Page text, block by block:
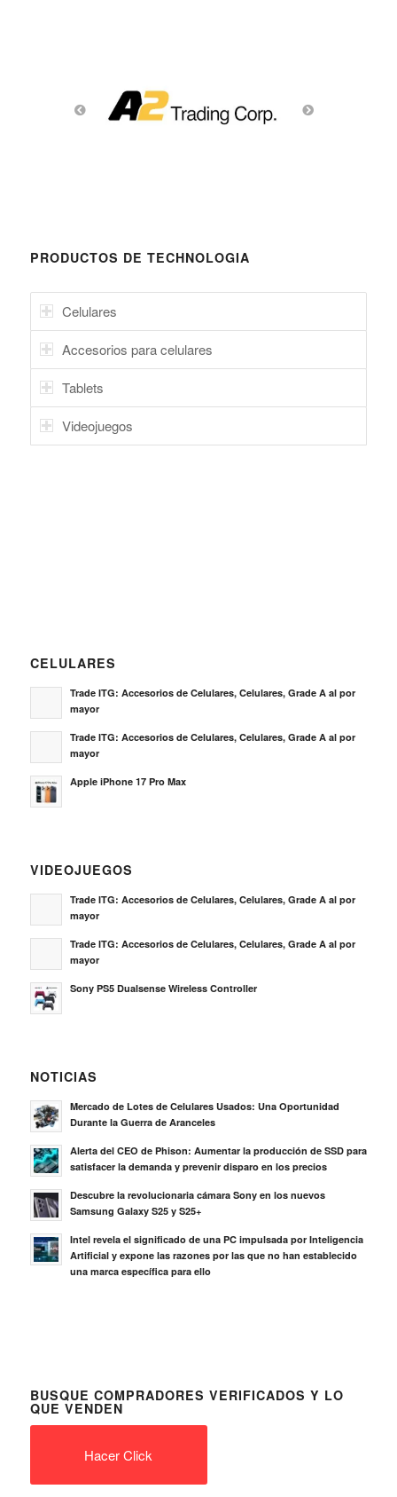
PRODUCTOS DE TECHNOLOGIA
Celulares
Accesorios para celulares
Tablets
Videojuegos
CELULARES
Trade ITG: Accesorios de Celulares, Celulares, Grade A al por
mayor
Trade ITG: Accesorios de Celulares, Celulares, Grade A al por
mayor
Apple iPhone 17 Pro Max
VIDEOJUEGOS
Trade ITG: Accesorios de Celulares, Celulares, Grade A al por
mayor
Trade ITG: Accesorios de Celulares, Celulares, Grade A al por
mayor
Sony PS5 Dualsense Wireless Controller
NOTICIAS
Mercado de Lotes de Celulares Usados: Una Oportunidad
Durante la Guerra de Aranceles
Alerta del CEO de Phison: Aumentar la producción de SSD para
satisfacer la demanda y prevenir disparo en los precios
Descubre la revolucionaria cámara Sony en los nuevos
Samsung Galaxy S25 y S25+
Intel revela el significado de una PC impulsada por Inteligencia
Artificial y expone las razones por las que no han establecido
una marca específica para ello
BUSQUE COMPRADORES VERIFICADOS Y LO
QUE VENDEN
Hacer Click